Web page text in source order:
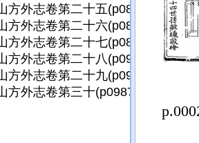
方外志卷第二十五(p0871)
方外志卷第二十六(p0891)
方外志卷第二十七(p0899)
方外志卷第二十八(p0913)
方外志卷第二十九(p0967)
方外志卷第三十(p0987)